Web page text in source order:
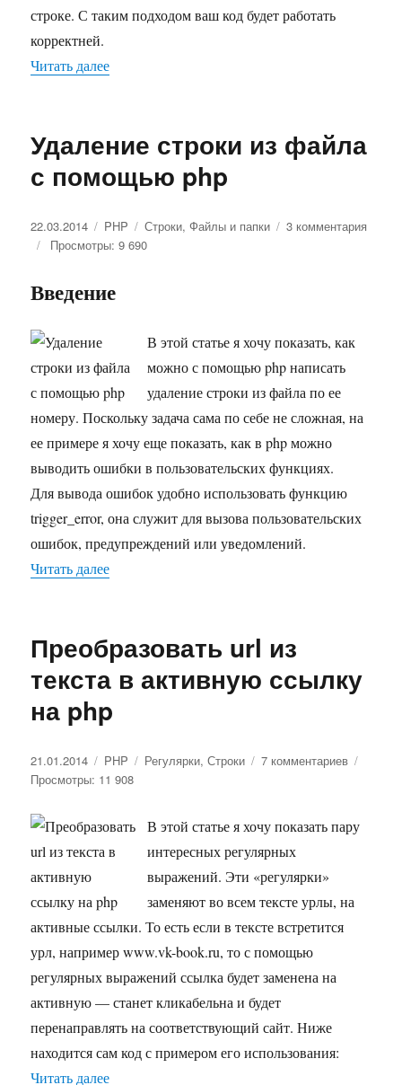
строке. С таким подходом ваш код будет работать
корректней.
Читать далее
Удаление строки из файла
с помощью php
Опубликовано
22.03.2014 Рубрики
PHP Метки
Строки,Файлы и папки 3 комментария
Просмотры: 9 690
Введение
В этой статье я хочу показать, как
можно с помощью php написать
удаление строки из файла по ее
номеру. Поскольку задача сама по себе не сложная, на
ее примере я хочу еще показать, как в php можно
выводить ошибки в пользовательских функциях.
Для вывода ошибок удобно использовать функцию
trigger_error, она служит для вызова пользовательских
ошибок, предупреждений или уведомлений.
Читать далее
Преобразовать url из
текста в активную ссылку
на php
Опубликовано
21.01.2014 Рубрики
PHP Метки
Регулярки,Строки 7 комментариев
из
ссылку
Просмотры: 11 908
В этой статье я хочу показать пару
интересных регулярных
выражений. Эти «регулярки»
заменяют во всем тексте урлы, на
активные ссылки. То есть если в тексте встретится
урл, например www.vk-book.ru, то с помощью
регулярных выражений ссылка будет заменена на
активную — станет кликабельна и будет
перенаправлять на соответствующий сайт. Ниже
находится сам код с примером его использования:
Читать далее